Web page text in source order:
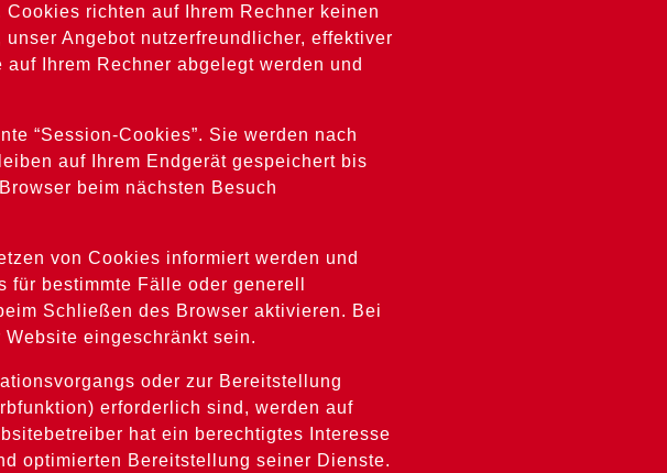
richten auf Ihrem Rechner keinen
Angebot nutzerfreundlicher, effektiver
Ihrem Rechner abgelegt werden und
“Session-Cookies”. Sie werden nach
auf Ihrem Endgerät gespeichert bis
beim nächsten Besuch
von Cookies informiert werden und
bestimmte Fälle oder generell
Schließen des Browser aktivieren. Bei
eingeschränkt sein.
oder zur Bereitstellung
erforderlich sind, werden auf
hat ein berechtigtes Interesse
optimierten Bereitstellung seiner Dienste.